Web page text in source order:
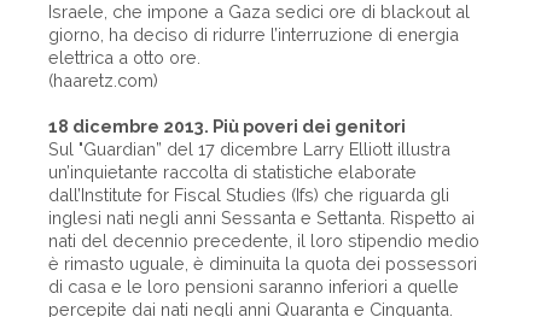
Israele, che impone a Gaza sedici ore di blackout al
giorno, ha deciso di ridurre l’interruzione di energia
elettrica a otto ore.
(haaretz.com)
18 dicembre 2013. Più poveri dei genitori
Sul "Guardian” del 17 dicembre Larry Elliott illustra
un’inquietante raccolta di statistiche elaborate
dall’Institute for Fiscal Studies (Ifs) che riguarda gli
inglesi nati negli anni Sessanta e Settanta. Rispetto ai
nati del decennio precedente, il loro stipendio medio
è rimasto uguale, è diminuita la quota dei possessori
di casa e le loro pensioni saranno inferiori a quelle
percepite dai nati negli anni Quaranta e Cinquanta.